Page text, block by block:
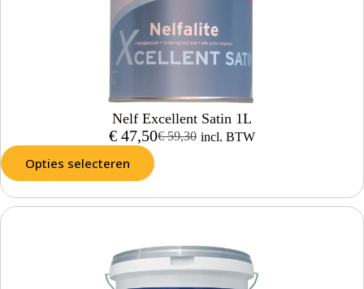
Nelf Excellent Satin 1L
€59,30
€ 47,50 incl. BTW
Opties selecteren